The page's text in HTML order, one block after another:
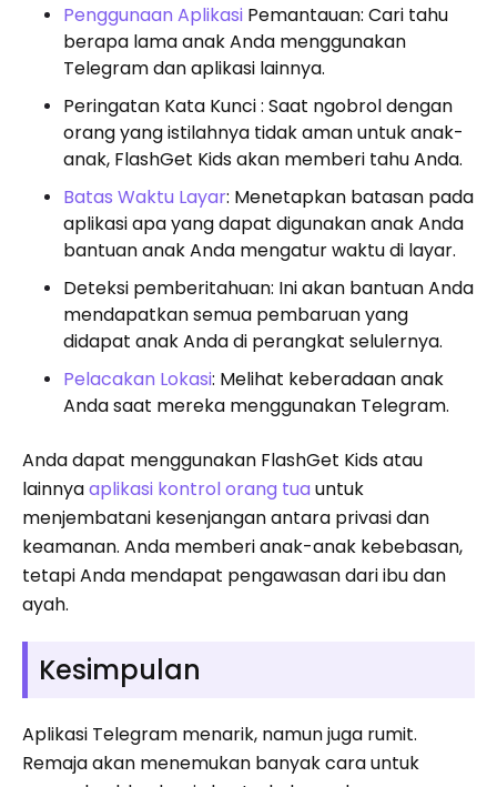
Penggunaan Aplikasi Pemantauan: Cari tahu
berapa lama anak Anda menggunakan
Telegram dan aplikasi lainnya.
Peringatan Kata Kunci : Saat ngobrol dengan
orang yang istilahnya tidak aman untuk anak-
anak, FlashGet Kids akan memberi tahu Anda.
Batas Waktu Layar: Menetapkan batasan pada
aplikasi apa yang dapat digunakan anak Anda
bantuan anak Anda mengatur waktu di layar.
Deteksi pemberitahuan: Ini akan bantuan Anda
mendapatkan semua pembaruan yang
didapat anak Anda di perangkat selulernya.
Pelacakan Lokasi: Melihat keberadaan anak
Anda saat mereka menggunakan Telegram.
Anda dapat menggunakan FlashGet Kids atau
lainnyaaplikasi kontrol orang tua untuk
menjembatani kesenjangan antara privasi dan
keamanan. Anda memberi anak-anak kebebasan,
tetapi Anda mendapat pengawasan dari ibu dan
ayah.
Kesimpulan
Aplikasi Telegram menarik, namun juga rumit.
Remaja akan menemukan banyak cara untuk